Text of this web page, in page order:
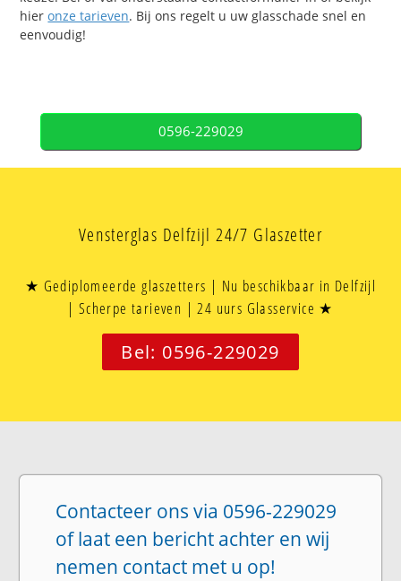
hieronze tarieven. Bij ons regelt u uw glasschade snel en
eenvoudig!
0596-229029
Vensterglas Delfzijl 24/7 Glaszetter
★ Gediplomeerde glaszetters | Nu beschikbaar in Delfzijl
| Scherpe tarieven | 24 uurs Glasservice ★
Bel: 0596-229029
Contacteer ons via 0596-229029
of laat een bericht achter en wij
nemen contact met u op!